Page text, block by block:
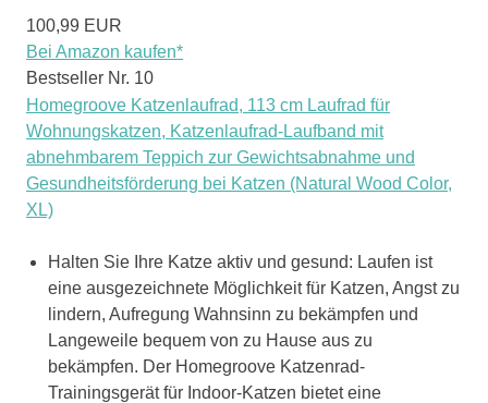
100,99 EUR
Bei Amazon kaufen*
Bestseller Nr. 10
Homegroove Katzenlaufrad, 113 cm Laufrad für
Wohnungskatzen, Katzenlaufrad-Laufband mit
abnehmbarem Teppich zur Gewichtsabnahme und
Gesundheitsförderung bei Katzen (Natural Wood Color,
XL)
Halten Sie Ihre Katze aktiv und gesund: Laufen ist
eine ausgezeichnete Möglichkeit für Katzen, Angst zu
lindern, Aufregung Wahnsinn zu bekämpfen und
Langeweile bequem von zu Hause aus zu
bekämpfen. Der Homegroove Katzenrad-
Trainingsgerät für Indoor-Katzen bietet eine